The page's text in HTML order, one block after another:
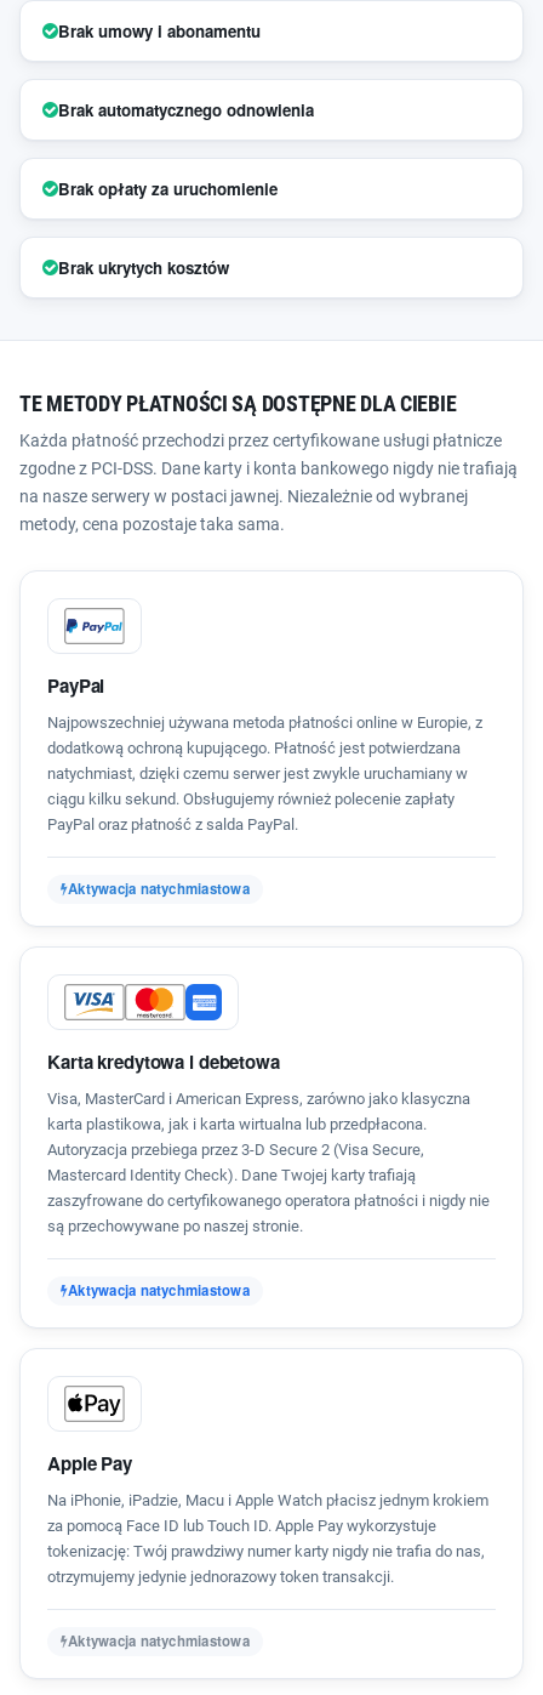
Brak umowy i abonamentu
Brak automatycznego odnowienia
Brak opłaty za uruchomienie
Brak ukrytych kosztów
TE METODY PŁATNOŚCI SĄ DOSTĘPNE DLA CIEBIE
Każda płatność przechodzi przez certyfikowane usługi płatnicze
zgodne z PCI-DSS. Dane karty i konta bankowego nigdy nie trafiają
na nasze serwery w postaci jawnej. Niezależnie od wybranej
metody, cena pozostaje taka sama.
PayPal
Najpowszechniej używana metoda płatności online w Europie, z
dodatkową ochroną kupującego. Płatność jest potwierdzana
natychmiast, dzięki czemu serwer jest zwykle uruchamiany w
ciągu kilku sekund. Obsługujemy również polecenie zapłaty
PayPal oraz płatność z salda PayPal.
Aktywacja natychmiastowa
Karta kredytowa i debetowa
Visa, MasterCard i American Express, zarówno jako klasyczna
karta plastikowa, jak i karta wirtualna lub przedpłacona.
Autoryzacja przebiega przez 3-D Secure 2 (Visa Secure,
Mastercard Identity Check). Dane Twojej karty trafiają
zaszyfrowane do certyfikowanego operatora płatności i nigdy nie
są przechowywane po naszej stronie.
Aktywacja natychmiastowa
Apple Pay
Na iPhonie, iPadzie, Macu i Apple Watch płacisz jednym krokiem
za pomocą Face ID lub Touch ID. Apple Pay wykorzystuje
tokenizację: Twój prawdziwy numer karty nigdy nie trafia do nas,
otrzymujemy jedynie jednorazowy token transakcji.
Aktywacja natychmiastowa